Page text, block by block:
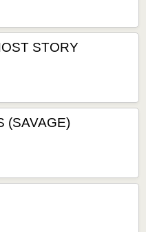
STORY
(SAVAGE)